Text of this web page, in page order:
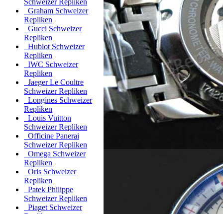
Schweizer Repliken
Graham Schweizer
Repliken
Gucci Schweizer
Repliken
Hublot Schweizer
Repliken
IWC Schweizer
Repliken
Jaeger Le Coultre
Schweizer Repliken
Longines Schweizer
Repliken
Louis Vuitton
Schweizer Repliken
Officine Panerai
Schweizer Repliken
Omega Schweizer
Repliken
Oris Schweizer
Repliken
Patek Philippe
Schweizer Repliken
Piaget Schweizer